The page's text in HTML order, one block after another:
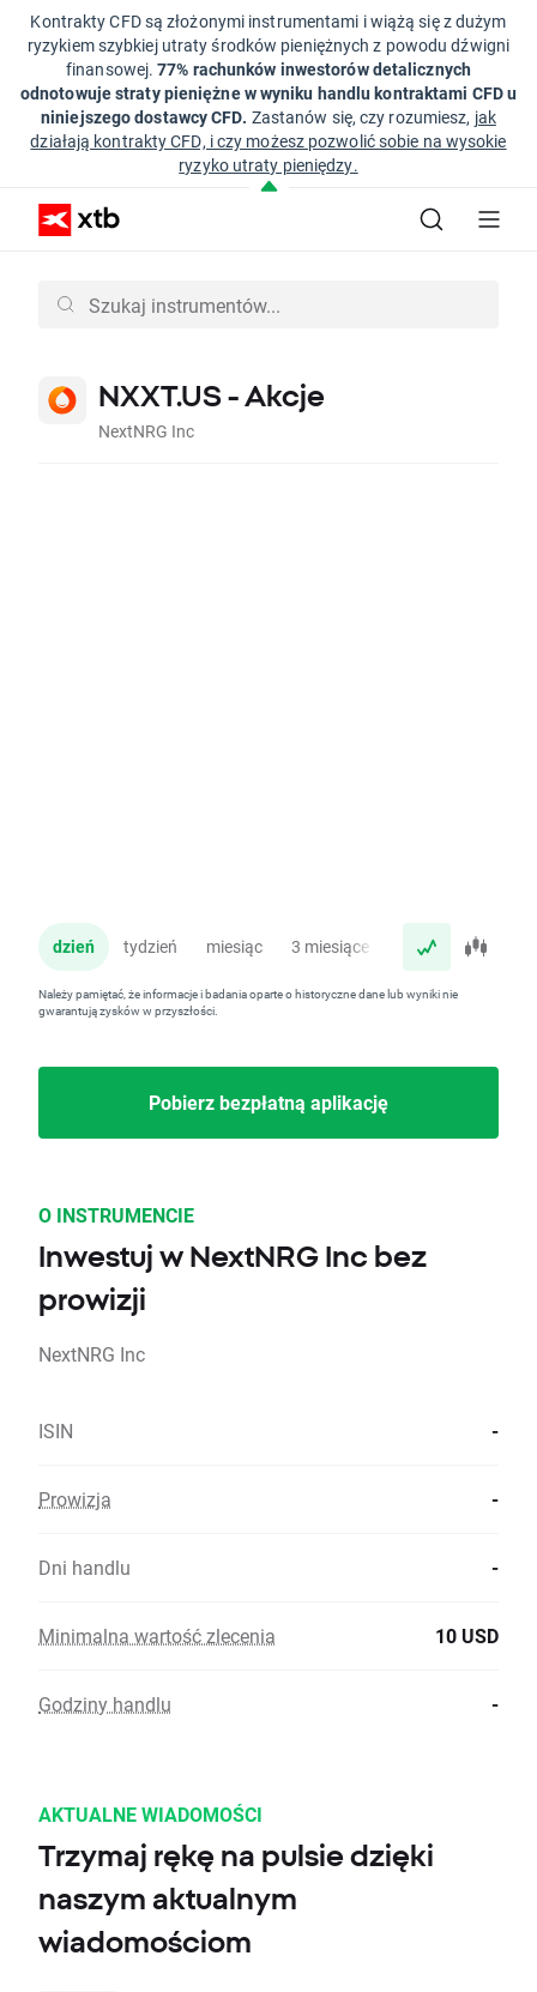
Kontrakty CFD są złożonymi instrumentami i wiążą się z dużym
ryzykiem szybkiej utraty środków pieniężnych z powodu dźwigni
finansowej.77% rachunków inwestorów detalicznych
odnotowuje straty pieniężne w wyniku handlu kontraktami CFD u
niniejszego dostawcy CFD. Zastanów się, czy rozumiesz, jak
działają kontrakty CFD, i czy możesz pozwolić sobie na wysokie
ryzyko utraty pieniędzy.
NXXT.US - Akcje
NextNRG Inc
dzień tydzień miesiąc 3 miesiące rok
Należy pamiętać, że informacje i badania oparte o historyczne dane lub wyniki nie
gwarantują zysków w przyszłości.
Pobierz bezpłatną aplikację
O INSTRUMENCIE
Inwestuj w NextNRG Inc bez
prowizji
NextNRG Inc
ISIN -
Prowizja -
Dni handlu -
Minimalna wartość zlecenia 10 USD
Godziny handlu -
AKTUALNE WIADOMOŚCI
Trzymaj rękę na pulsie dzięki
naszym aktualnym
wiadomościom